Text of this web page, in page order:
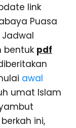
link
Puasa
bentuk pdf
awal
umat Islam
ini,